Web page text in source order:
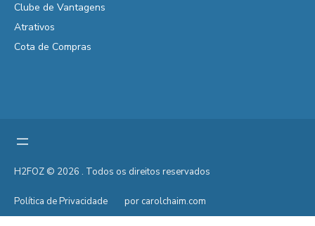
Clube de Vantagens
Atrativos
Cota de Compras
H2FOZ © 2026 . Todos os direitos reservados
Política de Privacidade por carolchaim.com